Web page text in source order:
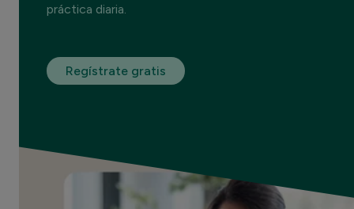
práctica diaria.
Regístrate gratis